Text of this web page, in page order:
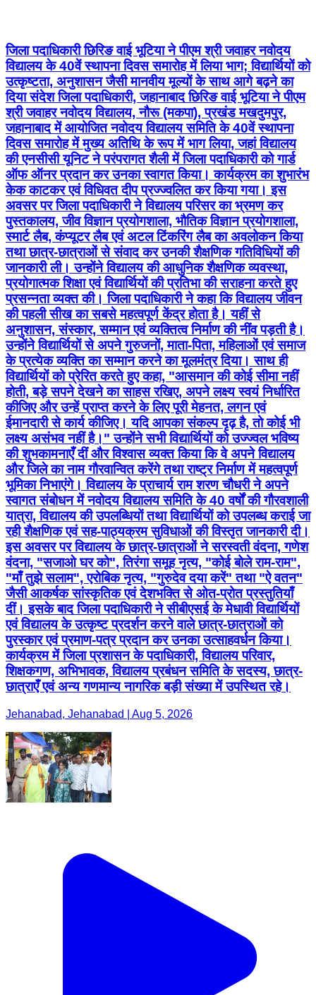
जिला पदाधिकारी छिरिङ वाई भूटिया ने पीएम श्री जवाहर नवोदय
विद्यालय के 40वें स्थापना दिवस समारोह में लिया भाग; विद्यार्थियों को
उत्कृष्टता, अनुशासन जैसी मानवीय मूल्यों के साथ आगे बढ़ने का
दिया संदेश जिला पदाधिकारी, जहानाबाद छिरिङ वाई भूटिया ने पीएम
श्री जवाहर नवोदय विद्यालय, नौरू (मकपा), प्रखंड मखदुमपुर,
जहानाबाद में आयोजित नवोदय विद्यालय समिति के 40वें स्थापना
दिवस समारोह में मुख्य अतिथि के रूप में भाग लिया, जहां विद्यालय
की एनसीसी यूनिट ने परंपरागत शैली में जिला पदाधिकारी को गार्ड
ऑफ ऑनर प्रदान कर उनका स्वागत किया। कार्यक्रम का शुभारंभ
केक काटकर एवं विधिवत दीप प्रज्ज्वलित कर किया गया। इस
अवसर पर जिला पदाधिकारी ने विद्यालय परिसर का भ्रमण कर
पुस्तकालय, जीव विज्ञान प्रयोगशाला, भौतिक विज्ञान प्रयोगशाला,
स्मार्ट लैब, कंप्यूटर लैब एवं अटल टिंकरिंग लैब का अवलोकन किया
तथा छात्र-छात्राओं से संवाद कर उनकी शैक्षणिक गतिविधियों की
जानकारी ली। उन्होंने विद्यालय की आधुनिक शैक्षणिक व्यवस्था,
प्रयोगात्मक शिक्षा एवं विद्यार्थियों की प्रतिभा की सराहना करते हुए
प्रसन्नता व्यक्त की। जिला पदाधिकारी ने कहा कि विद्यालय जीवन
की पहली सीख का सबसे महत्वपूर्ण केंद्र होता है। यहीं से
अनुशासन, संस्कार, सम्मान एवं व्यक्तित्व निर्माण की नींव पड़ती है।
उन्होंने विद्यार्थियों से अपने गुरुजनों, माता-पिता, महिलाओं एवं समाज
के प्रत्येक व्यक्ति का सम्मान करने का मूलमंत्र दिया। साथ ही
विद्यार्थियों को प्रेरित करते हुए कहा, "आसमान की कोई सीमा नहीं
होती, बड़े सपने देखने का साहस रखिए, अपने लक्ष्य स्वयं निर्धारित
कीजिए और उन्हें प्राप्त करने के लिए पूरी मेहनत, लगन एवं
ईमानदारी से कार्य कीजिए। यदि आपका संकल्प दृढ़ है, तो कोई भी
लक्ष्य असंभव नहीं है।" उन्होंने सभी विद्यार्थियों को उज्ज्वल भविष्य
की शुभकामनाएँ दीं और विश्वास व्यक्त किया कि वे अपने विद्यालय
और जिले का नाम गौरवान्वित करेंगे तथा राष्ट्र निर्माण में महत्वपूर्ण
भूमिका निभाएंगे। विद्यालय के प्राचार्य राम शरण चौधरी ने अपने
स्वागत संबोधन में नवोदय विद्यालय समिति के 40 वर्षों की गौरवशाली
यात्रा, विद्यालय की उपलब्धियों तथा विद्यार्थियों को उपलब्ध कराई जा
रही शैक्षणिक एवं सह-पाठ्यक्रम सुविधाओं की विस्तृत जानकारी दी।
इस अवसर पर विद्यालय के छात्र-छात्राओं ने सरस्वती वंदना, गणेश
वंदना, "सजाओ घर को", तिरंगा समूह नृत्य, "कोई बोले राम-राम",
"माँ तुझे सलाम", एरोबिक नृत्य, "गुरुदेव दया करें" तथा "ऐ वतन"
जैसी आकर्षक सांस्कृतिक एवं देशभक्ति से ओत-प्रोत प्रस्तुतियाँ
दीं। इसके बाद जिला पदाधिकारी ने सीबीएसई के मेधावी विद्यार्थियों
एवं विद्यालय के उत्कृष्ट प्रदर्शन करने वाले छात्र-छात्राओं को
पुरस्कार एवं प्रमाण-पत्र प्रदान कर उनका उत्साहवर्धन किया।
कार्यक्रम में जिला प्रशासन के पदाधिकारी, विद्यालय परिवार,
शिक्षकगण, अभिभावक, विद्यालय प्रबंधन समिति के सदस्य, छात्र-
छात्राएँ एवं अन्य गणमान्य नागरिक बड़ी संख्या में उपस्थित रहे।
Jehanabad, Jehanabad | Aug 5, 2026